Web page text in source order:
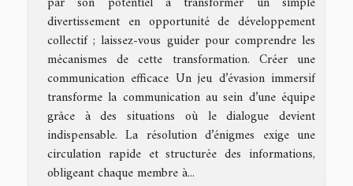
divertissement en opportunité de développement
collectif ; laissez-vous guider pour comprendre les
mécanismes de cette transformation. Créer une
communication efficace Un jeu d’évasion immersif
transforme la communication au sein d’une équipe
grâce à des situations où le dialogue devient
indispensable. La résolution d’énigmes exige une
circulation rapide et structurée des informations,
obligeant chaque membre à...